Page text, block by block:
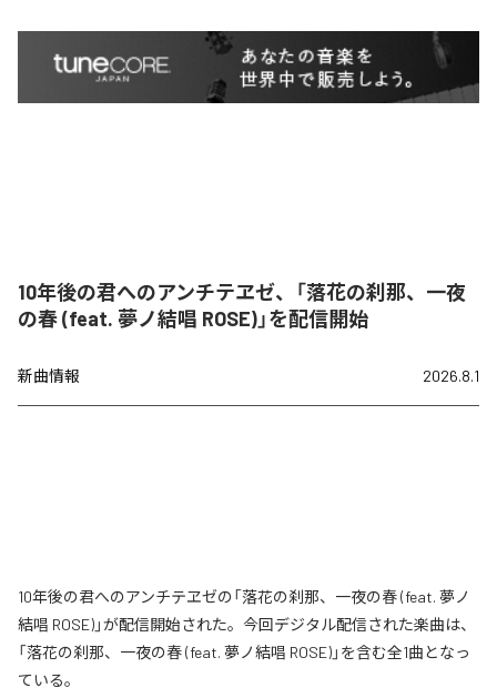
10年後の君へのアンチテヱゼ、「落花の刹那、一夜
の春 (feat. 夢ノ結唱 ROSE)」を配信開始
新曲情報 2026.8.1
10年後の君へのアンチテヱゼの「落花の刹那、一夜の春 (feat. 夢ノ
結唱 ROSE)」が配信開始された。今回デジタル配信された楽曲は、
「落花の刹那、一夜の春 (feat. 夢ノ結唱 ROSE)」を含む全1曲となっ
ている。